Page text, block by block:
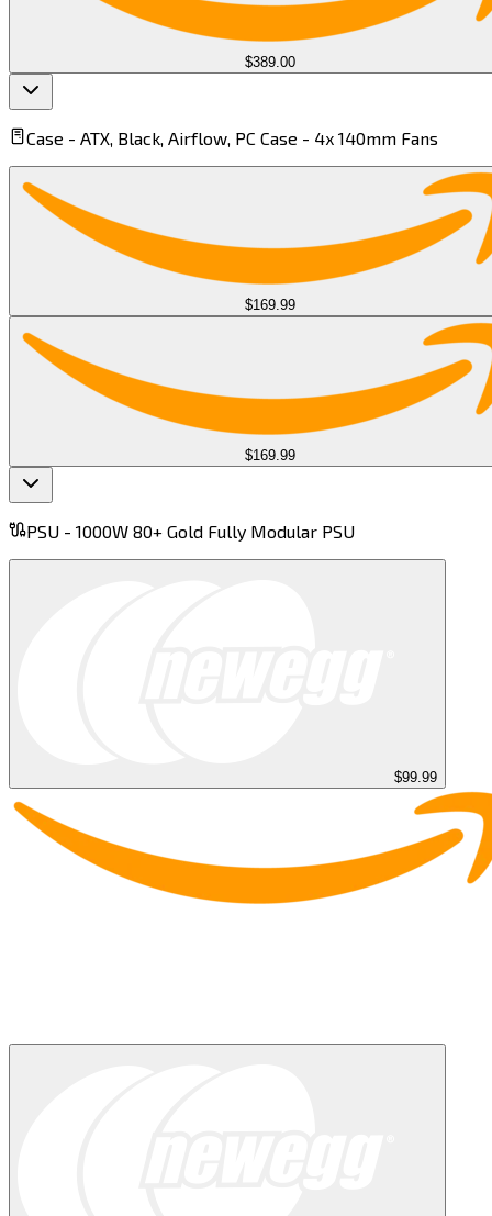
$389.00
Case - ATX, Black, Airflow, PC Case - 4x 140mm Fans​​​​‌ ‍ ​‍​‍‌‍ ‌ ​‍‌‍‍‌‌‍‌ ‌‍‍‌‌‍ ‍​‍​‍​ ‍‍​‍​‍‌ ​ ‌‍​‌‌‍ ‍‌‍‍‌‌ ‌​‌ ‍‌​‍ ‍‌‍‍‌‌‍ ​‍​‍​‍ ​​‍​‍‌‍‍​‌ ​‍‌‍‌‌‌‍‌‍​‍​‍​ ‍‍​‍​‍​‍ ‌‍​‌‌‍‌​‌‍ ‌‌‍‍‌‌‍ ‍​‍ ‌‍‍‌‌‍ ‍‌ ‌​‌‍‌‌‌‍ ‍‌ ‌​​‍ ‌‍‌‌‌‍‌​‌‍‍‌‌ ‌​​‍ ‌‍ ‌‌‍ ‌‍‌​‌‍‌‌​ ‌‌ ​​‌ ​‍‌‍‌‌‌ ​ ‌‍‌‌‌‍ ‍‌ ‌​‌‍​‌‌ ‌​‌‍‍‌‌‍ ‌‍ ‍​ ‍ ‌‍‍‌‌‍‌​​ ‌​ ​​​ ‌ ​ ‌‌​ ​‍​ ‌​​ ​​‌‍‌​​ ‌‌​‍ ‌​ ​​‌‍​ ‌‍​ ‌‍‌‌​‍ ‌​ ‌​​ ​ ‌‍​ ​ ​‍​‍ ‌​ ‍​‌‍​ ​ ‌ ​ ​‍​‍ ‌​ ‌​​ ‍​​ ‌​​ ‌‍​ ​​​ ​ ‌‍​‍​ ‌​​ ​​​ ‌‍​ ​ ‌‍‌​​ ‍ ‌ ‌​‌ ‍‌‌ ​​‌‍‌‌​ ‌‌ ​​‌‍​ ‌‍​ ‌‍​‌‌ ​ ‌‍‌‌​ ‍ ‌ ​​‌‍​‌‌ ‌​‌‍‍​​ ‌‌‍ ‍‌‍​‌‌‍ ‌‌‍‌‌​ ‌‍​‍‌‍​‌‌ ​ ‌‍‌‌‌‌‌‌‌ ​‍‌‍ ​​ ‌​‍‌‌​ ​‍‌​‌‍‌‍​‌‌‍‌​‌‍ ‌‌‍‍‌‌‍ ‍​‍‌‍‌‍‍‌‌‍‌​​ ‌​ ​​​ ‌ ​ ‌‌​ ​‍​ ‌​​ ​​‌‍‌​​ ‌‌​‍ ‌​ ​​‌‍​ ‌‍​ ‌‍‌‌​‍ ‌​ ‌​​ ​ ‌‍​ ​ ​‍​‍ ‌​ ‍​‌‍​ ​ ‌ ​ ​‍​‍ ‌​ ‌​​ ‍​​ ‌​​ ‌‍​ ​​​ ​ ‌‍​‍​ ‌​​ ​​​ ‌‍​ ​ ‌‍‌​​‍‌‍‌ ‌​‌ ‍‌‌ ​​‌‍‌‌​ ‌‌ ​​‌‍​ ‌‍​ ‌‍​‌‌ ​ ‌‍‌‌​‍‌‍‌ ​​‌‍​‌‌ ‌​‌‍‍​​ ‌‌‍ ‍‌‍​‌‌‍ ‌‌‍‌‌​‍‌‍‌ ​​‌‍‌‌‌ ​‍‌ ​ ‌ ​​‌‍‌‌‌‍​ ‌ ‌​‌‍‍‌‌ ‌‍‌‍‌‌​ ‌‌ ​​‌ ‌‌‌‍​‍‌‍ ​‌‍‍‌‌ ​ ‌‍‍​‌‍‌‌‌‍‌​​‍​‍‌ ‌
$169.99
$169.99
PSU - 1000W 80+ Gold Fully Modular PSU​​​​‌ ‍ ​‍​‍‌‍ ‌ ​‍‌‍‍‌‌‍‌ ‌‍‍‌‌‍ ‍​‍​‍​ ‍‍​‍​‍‌ ​ ‌‍​‌‌‍ ‍‌‍‍‌‌ ‌​‌ ‍‌​‍ ‍‌‍‍‌‌‍ ​‍​‍​‍ ​​‍​‍‌‍‍​‌ ​‍‌‍‌‌‌‍‌‍​‍​‍​ ‍‍​‍​‍​‍ ‌‍​‌‌‍‌​‌‍ ‌‌‍‍‌‌‍ ‍​‍ ‌‍‍‌‌‍ ‍‌ ‌​‌‍‌‌‌‍ ‍‌ ‌​​‍ ‌‍‌‌‌‍‌​‌‍‍‌‌ ‌​​‍ ‌‍ ‌‌‍ ‌‍‌​‌‍‌‌​ ‌‌ ​​‌ ​‍‌‍‌‌‌ ​ ‌‍‌‌‌‍ ‍‌ ‌​‌‍​‌‌ ‌​‌‍‍‌‌‍ ‌‍ ‍​ ‍ ‌‍‍‌‌‍‌​​ ‌​ ‌​‌‍​‍​ ​‍​ ​ ‌‍‌​​ ​‌​ ‍‌​ ‌‍​‍ ‌​ ​‍‌‍‌​​ ‌​​ ‌‌​‍ ‌​ ‌​‌‍‌​​ ‍‌​ ‌‌​‍ ‌‌‍​‌​ ​ ‌‍​‌‌‍​ ​‍ ‌​ ‍‌​ ‌‍‌‍‌‍​ ‌‍​ ‌‍​ ‌​‌‍‌‌​ ‍‌​ ​‍​ ‌‌‌‍‌‌​ ‍​​ ‍ ‌ ‌​‌ ‍‌‌ ​​‌‍‌‌​ ‌‌‌​​‌‌​ ‌‌‌‌​ ‍ ‌ ​​‌‍​‌‌ ‌​‌‍‍​​ ‌‌‍ ‍‌‍​‌‌‍ ‌‌‍‌‌​ ‌‍​‍‌‍​‌‌ ​ ‌‍‌‌‌‌‌‌‌ ​‍‌‍ ​​ ‌​‍‌‌​ ​‍‌​‌‍‌‍​‌‌‍‌​‌‍ ‌‌‍‍‌‌‍ ‍​‍‌‍‌‍‍‌‌‍‌​​ ‌​ ‌​‌‍​‍​ ​‍​ ​ ‌‍‌​​ ​‌​ ‍‌​ ‌‍​‍ ‌​ ​‍‌‍‌​​ ‌​​ ‌‌​‍ ‌​ ‌​‌‍‌​​ ‍‌​ ‌‌​‍ ‌‌‍​‌​ ​ ‌‍​‌‌‍​ ​‍ ‌​ ‍‌​ ‌‍‌‍‌‍​ ‌‍​ ‌‍​ ‌​‌‍‌‌​ ‍‌​ ​‍​ ‌‌‌‍‌‌​ ‍​​‍‌‍‌ ‌​‌ ‍‌‌ ​​‌‍‌‌​ ‌‌‌​​‌‌​ ‌‌‌‌​‍‌‍‌ ​​‌‍​‌‌ ‌​‌‍‍​​ ‌‌‍ ‍‌‍​‌‌‍ ‌‌‍‌‌​‍‌‍‌ ​​‌‍‌‌‌ ​‍‌ ​ ‌ ​​‌‍‌‌‌‍​ ‌ ‌​‌‍‍‌‌ ‌‍‌‍‌‌​ ‌‌ ​​‌ ‌‌‌‍​‍‌‍ ​‌‍‍‌‌ ​ ‌‍‍​‌‍‌‌‌‍‌​​‍​‍‌ ‌
$99.99